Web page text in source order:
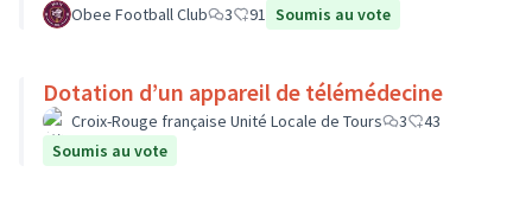
Obee Football Club 3 91 Soumis au vote
Dotation d’un appareil de télémédecine
Croix-Rouge française Unité Locale de Tours 3
43
Soumis au vote